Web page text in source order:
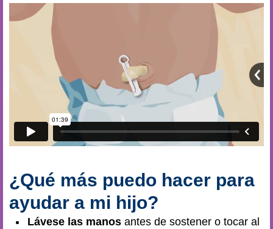
¿Qué más puedo hacer para
ayudar a mi hijo?
Lávese las manos antes de sostener o tocar al